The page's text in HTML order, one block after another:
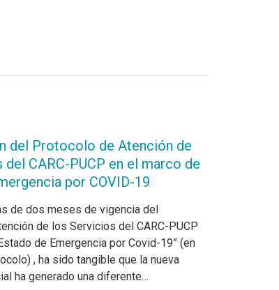
del Protocolo de Atención de
CARC-PUCP en el marco de
por COVID-19
de dos meses de vigencia del
de los Servicios del CARC-PUCP
de Emergencia por Covid-19” (en
, ha sido tangible que la nueva
ha generado una diferente…